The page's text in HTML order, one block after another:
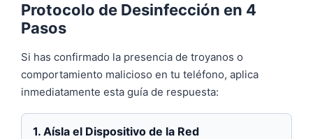
Protocolo de Desinfección en 4
Pasos
Si has confirmado la presencia de troyanos o
comportamiento malicioso en tu teléfono, aplica
inmediatamente esta guía de respuesta:
1. Aísla el Dispositivo de la Red